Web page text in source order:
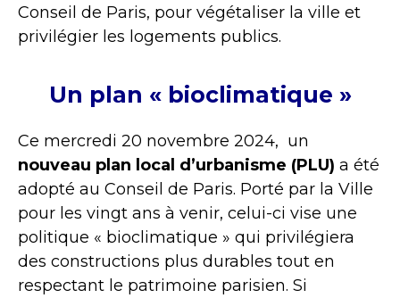
Conseil de Paris, pour végétaliser la ville et
privilégier les logements publics.
Un plan « bioclimatique »
Ce mercredi 20 novembre 2024, un
nouveau plan local d’urbanisme (PLU) a été
adopté au Conseil de Paris. Porté par la Ville
pour les vingt ans à venir, celui-ci vise une
politique « bioclimatique » qui privilégiera
des constructions plus durables tout en
respectant le patrimoine parisien. Si